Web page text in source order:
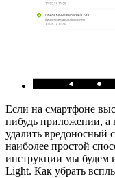
Если на смартфоне
нибудь приложении, а
удалить вредоносный
наиболее простой
инструкции мы будем
Light. Как убрать